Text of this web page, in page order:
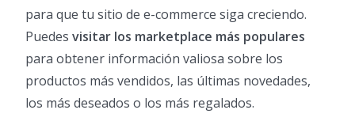
para que tu sitio de e-commerce siga creciendo.
Puedes visitar los marketplace más populares
para obtener información valiosa sobre los
productos más vendidos, las últimas novedades,
los más deseados o los más regalados.